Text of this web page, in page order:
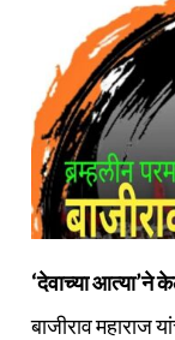
‘देवाच्या आत्या’ने
बाजीराव महाराज